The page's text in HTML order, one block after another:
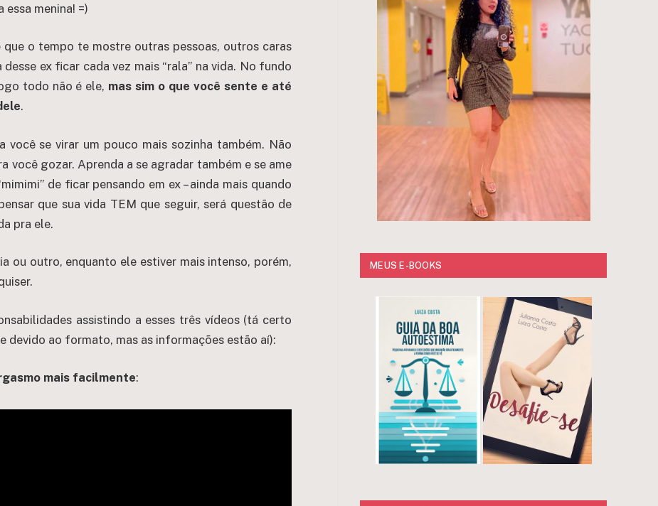
menina! =)
que o tempo te mostre outras pessoas, outros caras
ex ficar cada vez mais “rala” na vida. No fundo
todo não é ele, mas sim o que você sente e até
.
você se virar um pouco mais sozinha também. Não
você gozar. Aprenda a se agradar também e se ame
de ficar pensando em ex – ainda mais quando
que sua vida TEM que seguir, será questão de
pra ele.
ou outro, enquanto ele estiver mais intenso, porém,
assistindo a esses três vídeos (tá certo
devido ao formato, mas as informações estão aí):
mais facilmente:
MEUS E-BOOKS